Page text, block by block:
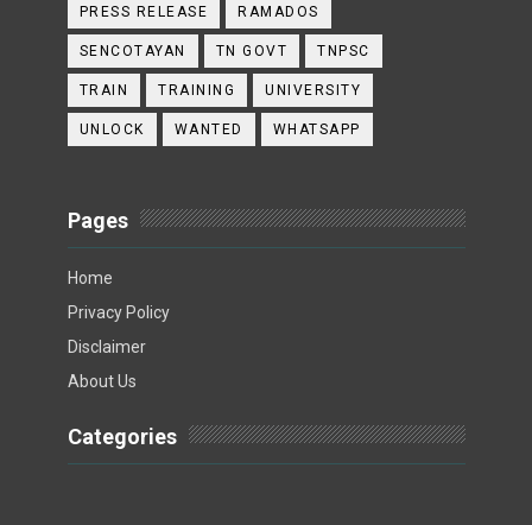
PRESS RELEASE RAMADOS
SENCOTAYAN TN GOVT TNPSC
TRAIN TRAINING UNIVERSITY
UNLOCK WANTED WHATSAPP
Pages
Home
Privacy Policy
Disclaimer
About Us
Categories